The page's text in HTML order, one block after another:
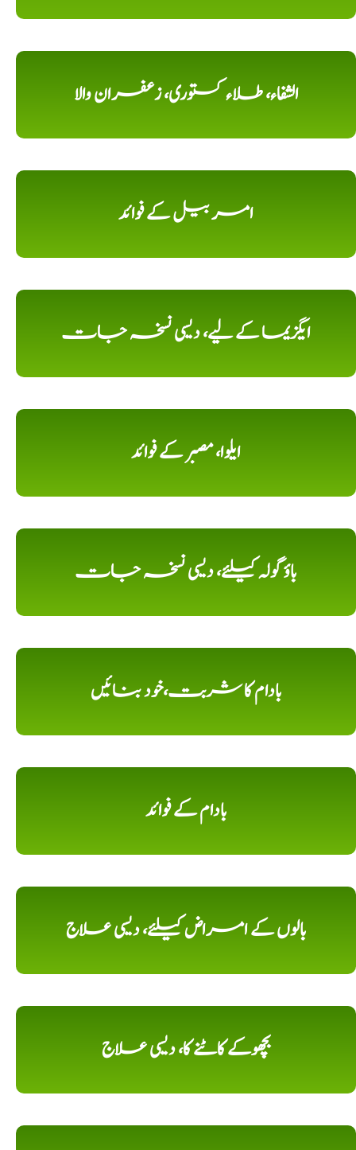
الشفاء، طلاء کستوری، زعفران والا
امر بیل کے فوائد
ایگزیما کے لیے، دیسی نسخہ جات
ایلوا، مصبر کے فوائد
باؤ گولہ کیلئے، دیسی نسخہ جات
بادام کا شربت،خود بنائیں
بادام کے فوائد
بالوں کے امراض کیلئے، دیسی علاج
بچھوکے کاٹنے کا، دیسی علاج